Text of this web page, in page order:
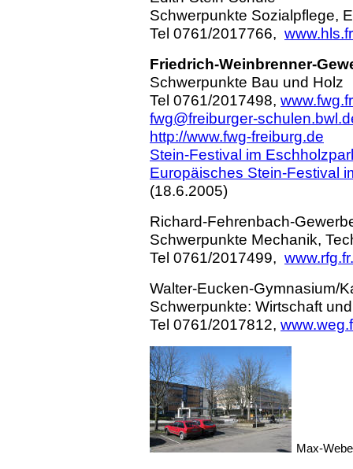
Schwerpunkte Sozialpflege,
Tel 0761/2017766,
Friedrich-Weinbrenner-
Schwerpunkte Bau und Holz
Tel 0761/2017498,
fwg@freiburger-
http://www.fwg-freiburg.de
Stein-Festival im
Europäisches Stein-Festival
(18.6.2005)
Richard-Fehrenbach-
Schwerpunkte Mechanik,
Tel 0761/2017499,
Walter-Eucken-Gymnasium/
Schwerpunkte: Wirtschaft
Tel 0761/2017812,
Max-